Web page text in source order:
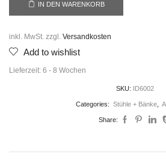
IN DEN WARENKORB
inkl. MwSt. zzgl. Versandkosten
Add to wishlist
Lieferzeit: 6 - 8 Wochen
SKU: ID6002
Categories: Stühle + Bänke,
Share: